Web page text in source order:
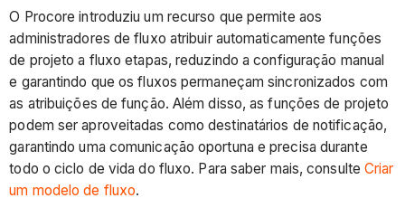
O Procore introduziu um recurso que permite aos
administradores de fluxo atribuir automaticamente funções
de projeto a fluxo etapas, reduzindo a configuração manual
e garantindo que os fluxos permaneçam sincronizados com
as atribuições de função. Além disso, as funções de projeto
podem ser aproveitadas como destinatários de notificação,
garantindo uma comunicação oportuna e precisa durante
todo o ciclo de vida do fluxo. Para saber mais, consulteCriar
um modelo de fluxo.